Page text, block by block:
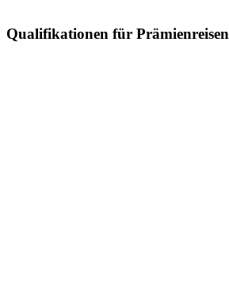
Qualifikationen für Prämienreisen